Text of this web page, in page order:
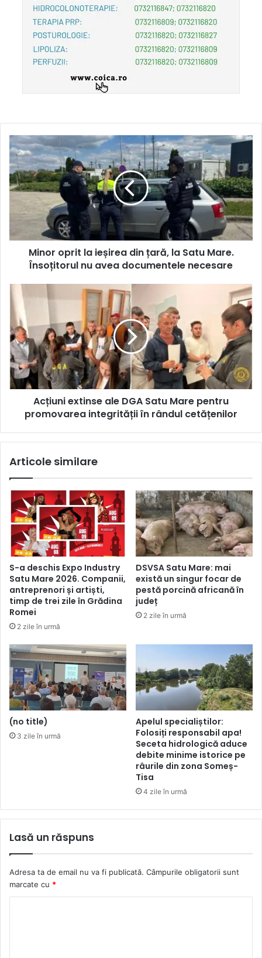
Minor oprit la ieșirea din țară, la Satu Mare.
Însoțitorul nu avea documentele necesare
Acțiuni extinse ale DGA Satu Mare pentru
promovarea integrității în rândul cetățenilor
Articole similare
S-a deschis Expo Industry
Satu Mare 2026. Companii,
antreprenori și artiști,
timp de trei zile în Grădina
Romei
2 zile în urmă
DSVSA Satu Mare: mai
există un singur focar de
pestă porcină africană în
județ
2 zile în urmă
(no title)
3 zile în urmă
Apelul specialiștilor:
Folosiți responsabil apa!
Seceta hidrologică aduce
debite minime istorice pe
râurile din zona Someș-
Tisa
4 zile în urmă
Lasă un răspuns
Adresa ta de email nu va fi publicată. Câmpurile obligatorii sunt
marcate cu *